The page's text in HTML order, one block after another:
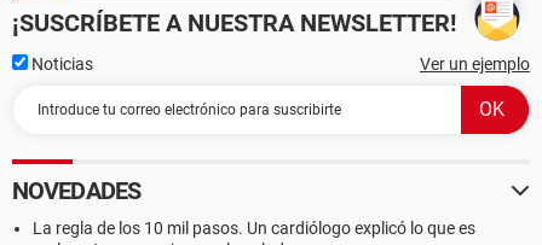
¡SUSCRÍBETE A NUESTRA NEWSLETTER!
Noticias Ver un ejemplo
NOVEDADES
La regla de los 10 mil pasos. Un cardiólogo explicó lo que es